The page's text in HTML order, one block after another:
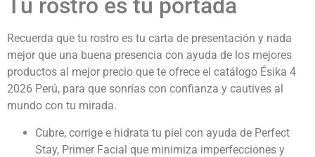
Tu rostro es tu portada
Recuerda que tu rostro es tu carta de presentación y nada
mejor que una buena presencia con ayuda de los mejores
productos al mejor precio que te ofrece el catálogo Ésika 4
2026 Perú, para que sonrías con confianza y cautives al
mundo con tu mirada.
Cubre, corrige e hidrata tu piel con ayuda de Perfect
Stay, Primer Facial que minimiza imperfecciones y